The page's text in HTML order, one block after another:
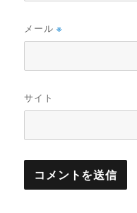
メール※
サイト